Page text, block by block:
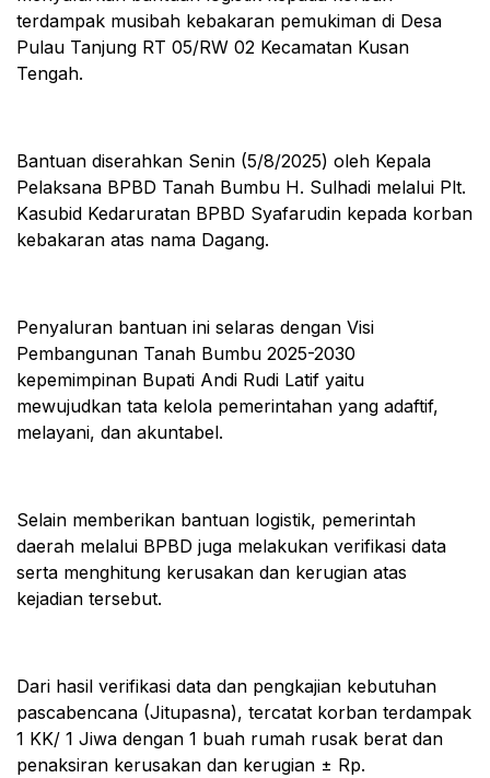
terdampak musibah kebakaran pemukiman di Desa
Pulau Tanjung RT 05/RW 02 Kecamatan Kusan
Tengah.
Bantuan diserahkan Senin (5/8/2025) oleh Kepala
Pelaksana BPBD Tanah Bumbu H. Sulhadi melalui Plt.
Kasubid Kedaruratan BPBD Syafarudin kepada korban
kebakaran atas nama Dagang.
Penyaluran bantuan ini selaras dengan Visi
Pembangunan Tanah Bumbu 2025-2030
kepemimpinan Bupati Andi Rudi Latif yaitu
mewujudkan tata kelola pemerintahan yang adaftif,
melayani, dan akuntabel.
Selain memberikan bantuan logistik, pemerintah
daerah melalui BPBD juga melakukan verifikasi data
serta menghitung kerusakan dan kerugian atas
kejadian tersebut.
Dari hasil verifikasi data dan pengkajian kebutuhan
pascabencana (Jitupasna), tercatat korban terdampak
1 KK/ 1 Jiwa dengan 1 buah rumah rusak berat dan
penaksiran kerusakan dan kerugian ± Rp.